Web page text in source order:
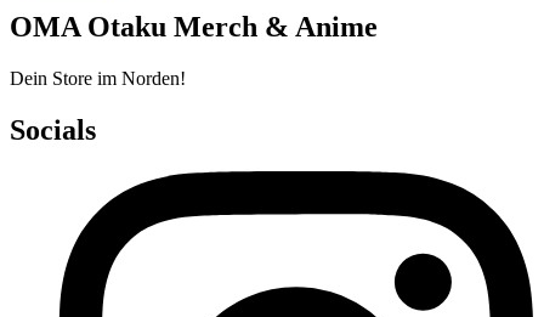
OMA Otaku Merch & Anime
Dein Store im Norden!
Socials